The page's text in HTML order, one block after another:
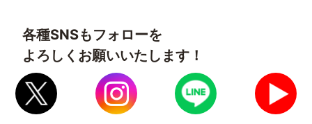
各種SNSもフォローを
よろしくお願いいたします！